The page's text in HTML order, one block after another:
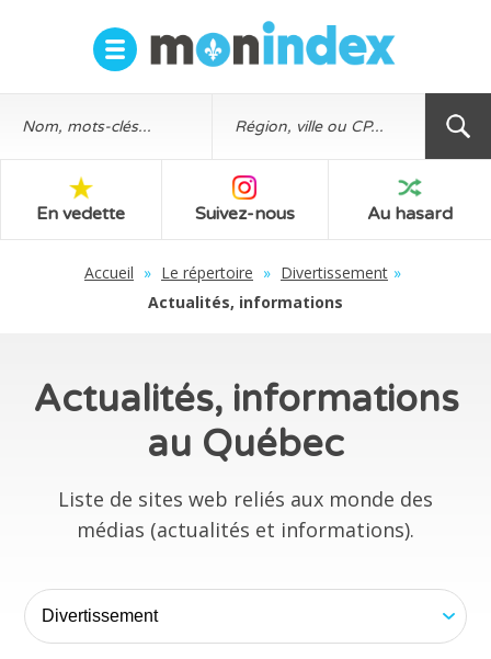
En vedette Suivez-nous Au hasard
Accueil » Le répertoire » Divertissement »
Actualités, informations
Actualités, informations
au Québec
Liste de sites web reliés aux monde des
médias (actualités et informations).